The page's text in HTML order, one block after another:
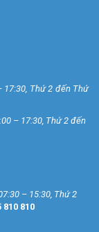
17:30, Thứ 2 đến Thứ
– 17:30, Thứ 2 đến
– 15:30, Thứ 2
810 810